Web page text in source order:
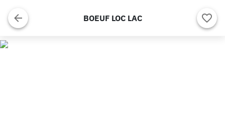
BOEUF LOC LAC